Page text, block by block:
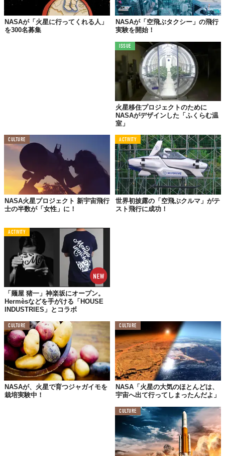
NASAが「火星に行ってくれる人」
を300名募集
NASAが「空飛ぶタクシー」の飛行
実験を開始！
ISSUE
火星移住プロジェクトのために
NASAがデザインした「ふくらむ温
室」
CULTURE
NASA火星プロジェクト 新宇宙飛行
士の半数が「女性」に！
ACTIVITY
世界初披露の「空飛ぶクルマ」がテ
スト飛行に成功！
ACTIVITY
「麺屋 猪一」神楽坂にオープン。
Hermèsなどを手がける「HOUSE
INDUSTRIES」とコラボ
CULTURE
NASAが、火星で育つジャガイモを
栽培実験中！
CULTURE
NASA「火星の大気のほとんどは、
宇宙へ出て行ってしまったんだよ」
CULTURE